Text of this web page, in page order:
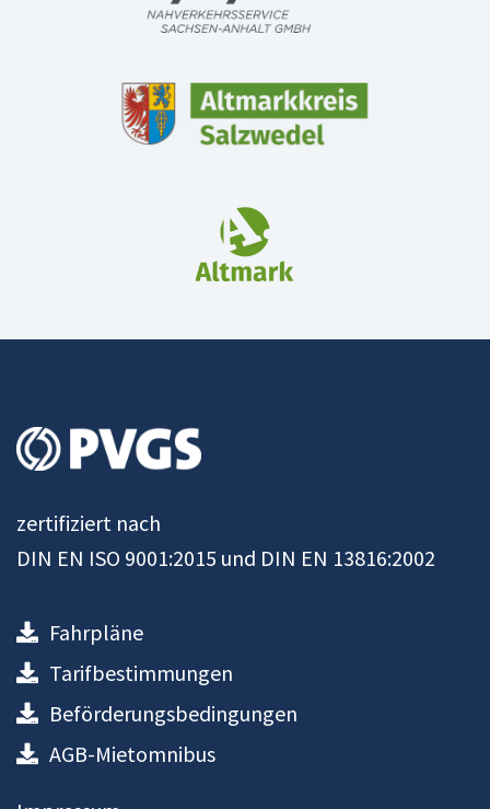
zertifiziert nach
DIN EN ISO 9001:2015 und DIN EN 13816:2002
Fahrpläne
Tarifbestimmungen
Beförderungsbedingungen
AGB-Mietomnibus